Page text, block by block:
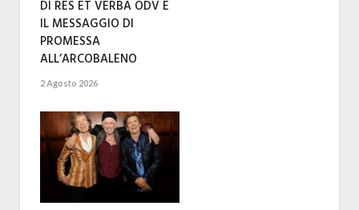
DI RES ET VERBA ODV E
IL MESSAGGIO DI
PROMESSA
ALL’ARCOBALENO
2 Agosto 2026